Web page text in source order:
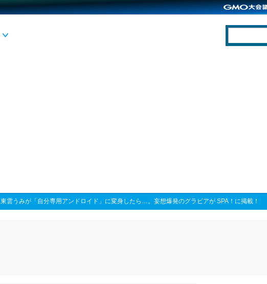
東雲うみが「自分専用アンドロイド」に変身したら…。妄想爆発のグラビアが SPA！に掲載！